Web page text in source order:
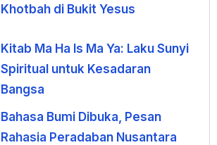
Khotbah di Bukit Yesus
Kitab Ma Ha Is Ma Ya: Laku Sunyi
Spiritual untuk Kesadaran
Bangsa
Bahasa Bumi Dibuka, Pesan
Rahasia Peradaban Nusantara